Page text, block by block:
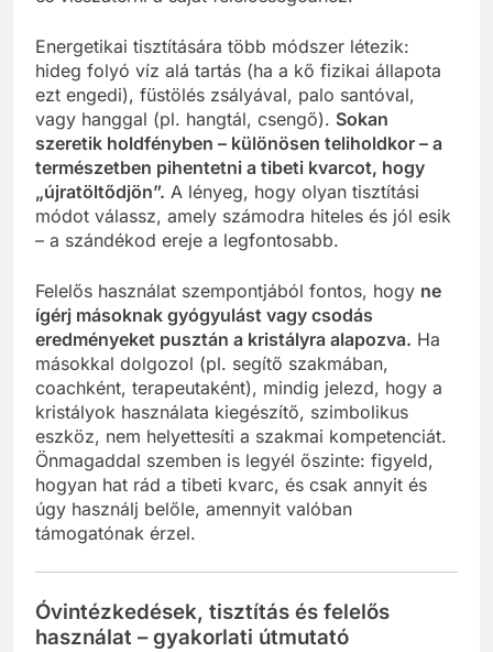
Energetikai tisztítására több módszer létezik:
hideg folyó víz alá tartás (ha a kő fizikai állapota
ezt engedi), füstölés zsályával, palo santóval,
vagy hanggal (pl. hangtál, csengő). Sokan
szeretik holdfényben – különösen teliholdkor – a
természetben pihentetni a tibeti kvarcot, hogy
„újratöltődjön”. A lényeg, hogy olyan tisztítási
módot válassz, amely számodra hiteles és jól esik
– a szándékod ereje a legfontosabb.
Felelős használat szempontjából fontos, hogy ne
ígérj másoknak gyógyulást vagy csodás
eredményeket pusztán a kristályra alapozva. Ha
másokkal dolgozol (pl. segítő szakmában,
coachként, terapeutaként), mindig jelezd, hogy a
kristályok használata kiegészítő, szimbolikus
eszköz, nem helyettesíti a szakmai kompetenciát.
Önmagaddal szemben is legyél őszinte: figyeld,
hogyan hat rád a tibeti kvarc, és csak annyit és
úgy használj belőle, amennyit valóban
támogatónak érzel.
Óvintézkedések, tisztítás és felelős
használat – gyakorlati útmutató